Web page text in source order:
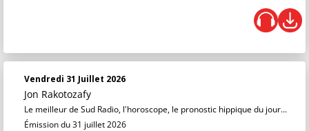
Vendredi 31 Juillet 2026
Jon Rakotozafy
Le meilleur de Sud Radio, l'horoscope, le pronostic hippique du jour...
Émission du 31 juillet 2026